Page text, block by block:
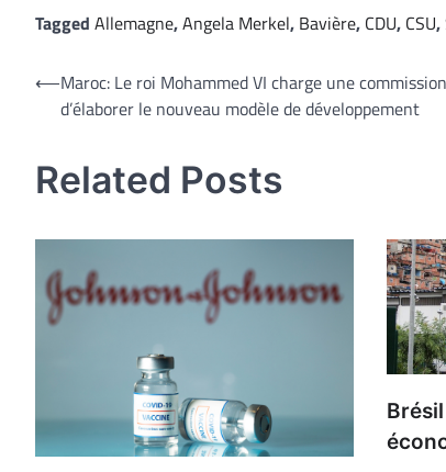
Tagged Allemagne,Angela Merkel, Bavière, CDU, CSU,
Navigation
⟵Maroc: Le roi Mohammed VI charge une
d’élaborer le nouveau modèle de développement
Related Posts